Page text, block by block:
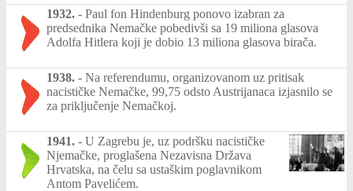
1932. - Paul fon Hindenburg ponovo izabran za
predsednika Nemačke pobedivši sa 19 miliona glasova
Adolfa Hitlera koji je dobio 13 miliona glasova birača.
1938. - Na referendumu, organizovanom uz pritisak
nacističke Nemačke, 99,75 odsto Austrijanaca izjasnilo se
za priključenje Nemačkoj.
1941. - U Zagrebu je, uz podršku nacističke
Njemačke, proglašena Nezavisna Država
Hrvatska, na čelu sa ustaškim poglavnikom
Antom Pavelićem.